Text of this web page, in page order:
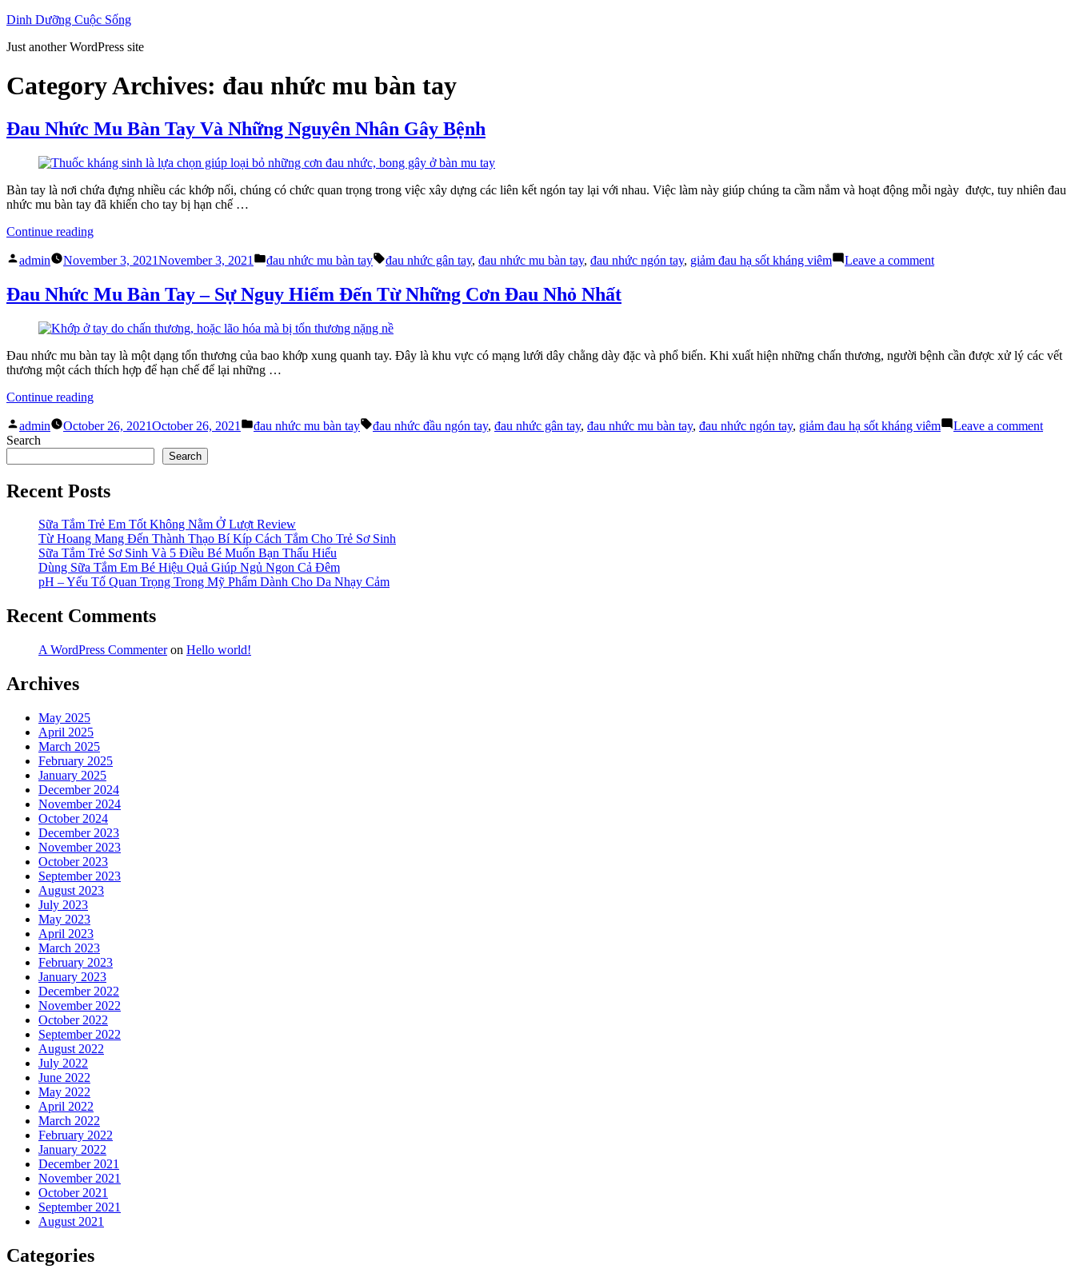
Skip
content
Dinh Dưỡng Cuộc Sống
Just another WordPress site
Category Archives: đau nhức mu bàn tay
Đau Nhức Mu Bàn Tay Và Những Nguyên Nhân Gây Bệnh
Bàn tay là nơi chứa đựng nhiều các khớp nối, chúng có chức quan trọng trong việc xây dựng các liên kết ngón tay lại với nhau. Việc làm này giúp chúng ta cầm nắm và hoạt động mỗi ngày được, tuy nhiên đau
nhức mu bàn tay đã khiến cho tay bị hạn chế …
Continue reading“Đau
Mu
Tay
Và
Nguyên
Gây
Bệnh”
Posted
admin November 3, 2021November 3, 2021
Posted
đau nhức mu bàn tay Tags:
đau nhức gân tay, đau nhức mu bàn tay, đau nhức ngón tay, giảm đau hạ sốt kháng viêm Leave a commenton
Những
Bệnh
Đau Nhức Mu Bàn Tay – Sự Nguy Hiểm Đến Từ Những Cơn Đau Nhỏ Nhất
Đau nhức mu bàn tay là một dạng tổn thương của bao khớp xung quanh tay. Đây là khu vực có mạng lưới dây chằng dày đặc và phổ biến. Khi xuất hiện những chấn thương, người bệnh cần được xử lý các vết
thương một cách thích hợp để hạn chế để lại những …
Continue reading“Đau
Mu
–
Nguy
Đến
Từ
Những
Cơn
Đau
Nhất”
Posted
by
admin October 26, 2021October 26, 2021
Posted
đau nhức mu bàn tay Tags:
đau nhức đầu ngón tay, đau nhức gân tay, đau nhức mu bàn tay, đau nhức ngón tay, giảm đau hạ sốt kháng viêm Leave a commenton
Search
Search
Recent Posts
Sữa Tắm Trẻ Em Tốt Không Nằm Ở Lượt Review
Từ Hoang Mang Đến Thành Thạo Bí Kíp Cách Tắm Cho Trẻ Sơ Sinh
Sữa Tắm Trẻ Sơ Sinh Và 5 Điều Bé Muốn Bạn Thấu Hiểu
Dùng Sữa Tắm Em Bé Hiệu Quả Giúp Ngủ Ngon Cả Đêm
pH – Yếu Tố Quan Trọng Trong Mỹ Phẩm Dành Cho Da Nhạy Cảm
Recent Comments
A WordPress Commenteron Hello world!
Archives
May 2025
April 2025
March 2025
February 2025
January 2025
December 2024
November 2024
October 2024
December 2023
November 2023
October 2023
September 2023
August 2023
July 2023
May 2023
April 2023
March 2023
February 2023
January 2023
December 2022
November 2022
October 2022
September 2022
August 2022
July 2022
June 2022
May 2022
April 2022
March 2022
February 2022
January 2022
December 2021
November 2021
October 2021
September 2021
August 2021
Categories